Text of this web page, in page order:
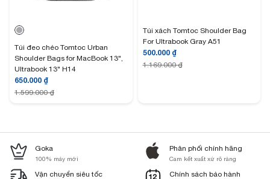
Túi đeo chéo Tomtoc Urban
Shoulder Bags for MacBook 13",
Ultrabook 13" H14
650.000 ₫
1.599.000₫
Túi xách Tomtoc Shoulder Bag
For Ultrabook Gray A51
500.000 ₫
1.169.000₫
Goka
100% máy mới
Phân phối chính hãng
Cam kết xuất xứ rõ ràng
Vận chuyển siêu tốc Chính sách bảo hành